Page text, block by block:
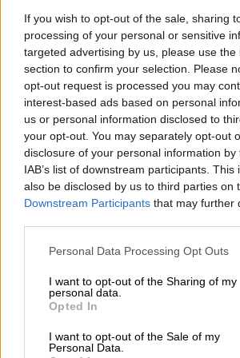
If you wish to opt-out of the sale, sharing
processing of your personal or sensitive
targeted advertising by us, please use the
section to confirm your selection. Please
opt-out request is processed you may
interest-based ads based on personal
us or personal information disclosed to
your opt-out. You may separately opt-out
disclosure of your personal information
IAB’s list of downstream participants.
also be disclosed by us to third parties on
Downstream Participants that may further
Personal Data Processing Opt Outs
I want to opt-out of the Sharing of my
personal data.
Opted In
I want to opt-out of the Sale of my
Personal Data.
ΔΕΗ
05.08.2026 - 13:37
Randy Schekman, Νομπελίστας Ιατρικής:
μπορεί να έχουμε θεραπεία που
Πάρκινσον»
05.08.2026 - 12:33
Ε.Ε και παράνομη μετανάστευση:
παρονομαστή το κοινό συμφέρον
05.08.2026 - 12:11
05.08.2026 - 11:30
διαμεσολαβητών
Ξεκινούν οι αιτήσεις στο vouchers.gov.gr
«Τουρισμός για όλους 2026-2027»